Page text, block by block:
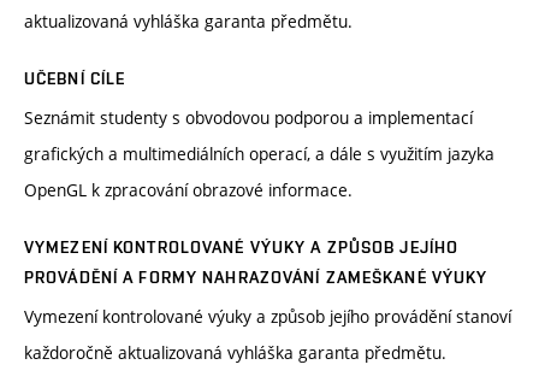
aktualizovaná vyhláška garanta předmětu.
UČEBNÍ CÍLE
Seznámit studenty s obvodovou podporou a implementací
grafických a multimediálních operací, a dále s využitím jazyka
OpenGL k zpracování obrazové informace.
VYMEZENÍ KONTROLOVANÉ VÝUKY A ZPŮSOB JEJÍHO
PROVÁDĚNÍ A FORMY NAHRAZOVÁNÍ ZAMEŠKANÉ VÝUKY
Vymezení kontrolované výuky a způsob jejího provádění stanoví
každoročně aktualizovaná vyhláška garanta předmětu.